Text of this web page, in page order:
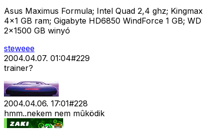
Asus Maximus Formula; Intel Quad 2,4 ghz; Kingmax
4x1 GB ram; Gigabyte HD6850 WindForce 1 GB; WD
2x1500 GB winyó
steweee
2004.04.07. 01:04#229
trainer?
2004.04.06. 17:01#228
hmm..nekem nem mûködik